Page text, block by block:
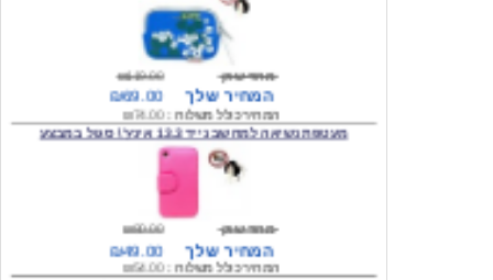
מחיר שוק
₪69.00 המחיר שלך
₪74.00 המחיר כולל משלוח :
מעטפת נשיאה למחשב נייד 13.3 אינץ' \ סגול במבצע
₪80.00 מחיר שוק
₪49.00
₪54.00 המחיר כולל משלוח :
שעון יד אופנתי \ סיליקון - כחול